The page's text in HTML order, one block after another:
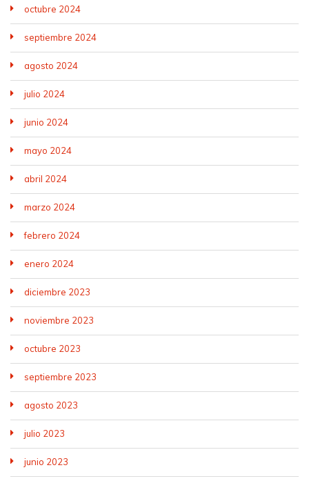
octubre 2024
septiembre 2024
agosto 2024
julio 2024
junio 2024
mayo 2024
abril 2024
marzo 2024
febrero 2024
enero 2024
diciembre 2023
noviembre 2023
octubre 2023
septiembre 2023
agosto 2023
julio 2023
junio 2023